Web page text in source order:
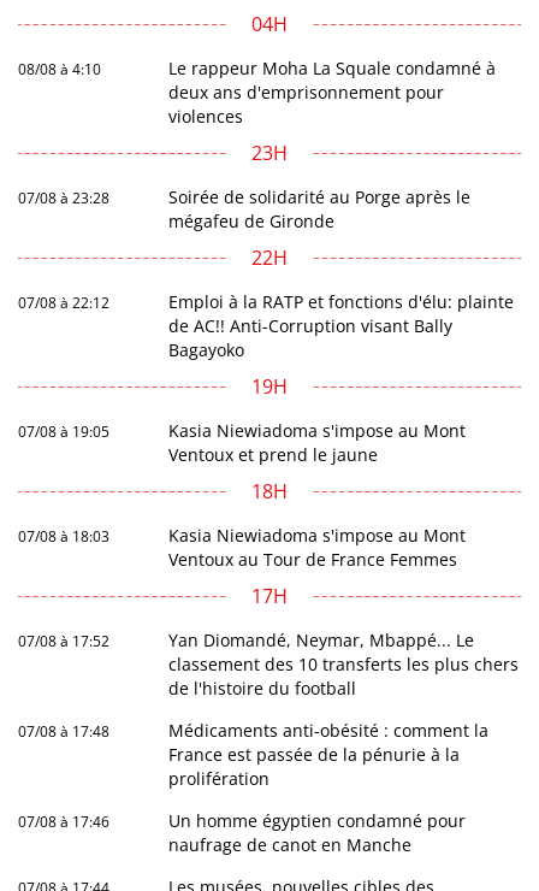
04H
08/08 à 4:10
Le rappeur Moha La Squale condamné à
deux ans d'emprisonnement pour
violences
23H
07/08 à 23:28
Soirée de solidarité au Porge après le
mégafeu de Gironde
22H
07/08 à 22:12
Emploi à la RATP et fonctions d'élu: plainte
de AC!! Anti-Corruption visant Bally
Bagayoko
19H
07/08 à 19:05
Kasia Niewiadoma s'impose au Mont
Ventoux et prend le jaune
18H
07/08 à 18:03
Kasia Niewiadoma s'impose au Mont
Ventoux au Tour de France Femmes
17H
07/08 à 17:52
Yan Diomandé, Neymar, Mbappé... Le
classement des 10 transferts les plus chers
de l'histoire du football
07/08 à 17:48
Médicaments anti-obésité : comment la
France est passée de la pénurie à la
prolifération
07/08 à 17:46
Un homme égyptien condamné pour
naufrage de canot en Manche